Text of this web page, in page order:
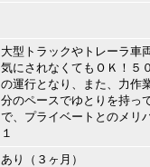
大型トラックやトレーラ車
気にされなくてもＯＫ！５
の運行となり、また、力作
分のペースでゆとりを持っ
で、プライベートとのメリ
１
あり（３ヶ月）